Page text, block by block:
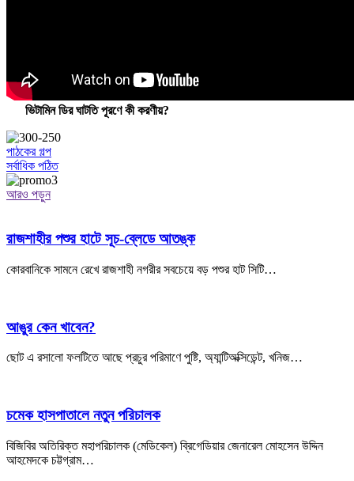
ভিটামিন ডির ঘাটতি পূরণে কী করণীয়?
পাঠকের গল্প
সর্বাধিক পঠিত
আরও পড়ুন
রাজশাহীর পশুর হাটে সূচ-ব্লেডে আতঙ্ক
কোরবানিকে সামনে রেখে রাজশাহী নগরীর সবচেয়ে বড় পশুর হাট সিটি…
আঙুর কেন খাবেন?
ছোট এ রসালো ফলটিতে আছে প্রচুর পরিমাণে পুষ্টি, অ্যান্টিঅক্সিডেন্ট, খনিজ…
চমেক হাসপাতালে নতুন পরিচালক
বিজিবির অতিরিক্ত মহাপরিচালক (মেডিকেল) ব্রিগেডিয়ার জেনারেল মোহসেন উদ্দিন
আহমেদকে চট্টগ্রাম…